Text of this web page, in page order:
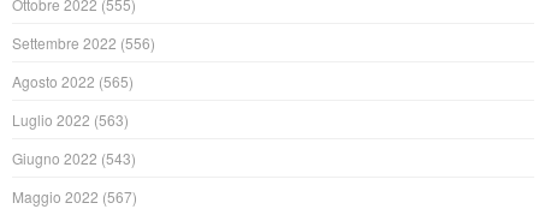
Ottobre 2022 (555)
Settembre 2022 (556)
Agosto 2022 (565)
Luglio 2022 (563)
Giugno 2022 (543)
Maggio 2022 (567)